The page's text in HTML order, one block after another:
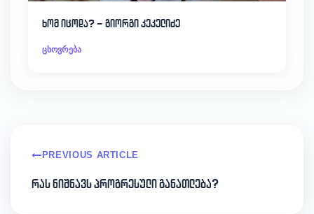
ხომ იცოდა? – გიორგი კეკელიძე
ცხოვრება
PREVIOUS ARTICLE
რას ნიშნავს პროგრესული განათლება?